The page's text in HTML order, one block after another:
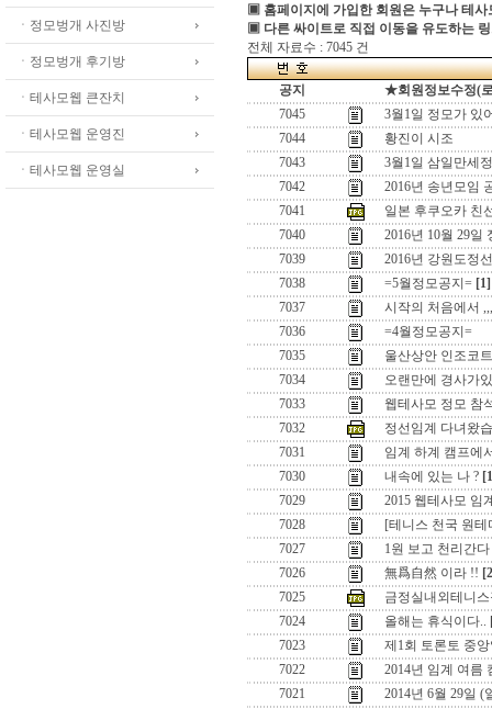
ㆍ정모벙개 사진방
ㆍ정모벙개 후기방
ㆍ테사모웹 큰잔치
ㆍ테사모웹 운영진
ㆍ테사모웹 운영실
▣ 홈페이지에 가입한 회원은 누구나 테사
▣ 다른 싸이트로 직접 이동을 유도하는
전체 자료수 : 7045 건
공지
★회원정보수정(
7045
3월1일 정모가 있
7044
황진이 시조
7043
3월1일 삼일만세
7042
2016년 송년모임
7041
일본 후쿠오카 친
7040
2016년 10월 29일
7039
2016년 강원도정
7038
=5월정모공지= [1]
7037
시작의 처음에서 ,,,
7036
=4월정모공지=
7035
울산상안 인조코
7034
오랜만에 경사가
7033
웹테사모 정모 참
7032
정선임계 다녀왔
7031
임계 하계 캠프에
7030
내속에 있는 나 ?
7029
2015 웹테사모 임
7028
[테니스 천국 원
7027
1원 보고 천리간
7026
無爲自然 이라 !!
7025
금정실내외테니
7024
올해는 휴식이다..
7023
제1회 토론토 중
7022
2014년 임계 여름
7021
2014년 6월 29일